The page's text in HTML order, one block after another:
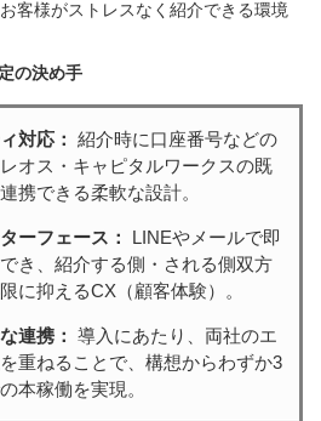
客様がストレスなく紹介できる環境
の決め手
対応： 紹介時に口座番号などの
オス・キャピタルワークスの既
携できる柔軟な設計。
ーフェース：
LINEやメールで即
き、紹介する側・される側双方
に抑えるCX（顧客体験）。
連携： 導入にあたり、両社のエ
重ねることで、構想からわずか3
本稼働を実現。